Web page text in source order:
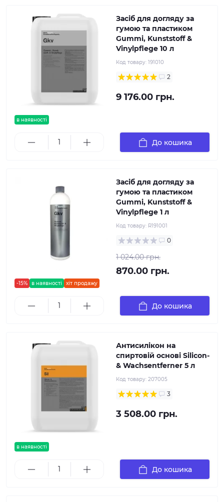
в наявності
Засіб для догляду за
гумою та пластиком
Gummi, Kunststoff &
Vinylpflege 10 л
Код товару: 191010
2
9 176.00 грн.
До кошика
-15% в наявності хіт продажу
Засіб для догляду за
гумою та пластиком
Gummi, Kunststoff &
Vinylpflege 1 л
Код товару: R191001
0
1 024.00 грн.
870.00 грн.
До кошика
в наявності
Антисилікон на
спиртовій основі Silicon-
& Wachsentferner 5 л
Код товару: 207005
3
3 508.00 грн.
До кошика